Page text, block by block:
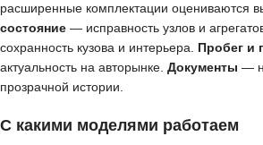
расширенные комплектации оцениваются
состояние — исправность узлов и
сохранность кузова и интерьера. Пробег и
актуальность на авторынке. Документы —
прозрачной истории.
С какими моделями работаем